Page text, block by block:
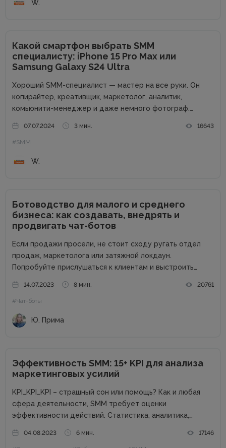
W.
Какой смартфон выбрать SMM
специалисту: iPhone 15 Pro Max или
Samsung Galaxy S24 Ultra
Хороший SMM-специалист — мастер на все руки. Он
копирайтер, креативщик, маркетолог, аналитик,
комьюнити-менеджер и даже немного фотограф.
необходимо постоянно учиться. Но это еще не все.
Нужен качественный и продуктивный смартфон —
07.07.2024 3 мин. 16643
#SMM
W.
Ботоводство для малого и среднего
бизнеса: как создавать, внедрять и
продвигать чат-ботов
Если продажи просели, не стоит сходу ругать отдел
продаж, маркетолога или затяжной локдаун.
Попробуйте прислушаться к клиентам и выстроить
данным Salesforce, только 14 % пользователей вместо
оформления заказа в чат-боте заполнят форму на...
14.07.2023 8 мин. 20761
#Чат-боты
Ю. Прима
Эффективность SMM: 15+ KPI для анализа
маркетинговых усилий
KPI…KPI…KPI – страшный сон или помощь? Как и любая
сфера деятельности, SMM требует оценки
эффективности действий. Статистика, аналитика,
картины проекта. Однако что значит эта аббревиатура?
04.08.2023 6 мин. 17146